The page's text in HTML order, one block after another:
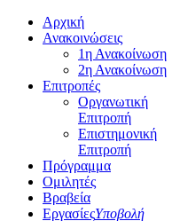
Αρχική
Ανακοινώσεις
1η Ανακοίνωση
2η Ανακοίνωση
Επιτροπές
Οργανωτική
Επιτροπή
Επιστημονική
Επιτροπή
Πρόγραμμα
Ομιλητές
Βραβεία
ΕργασίεςΥποβολή